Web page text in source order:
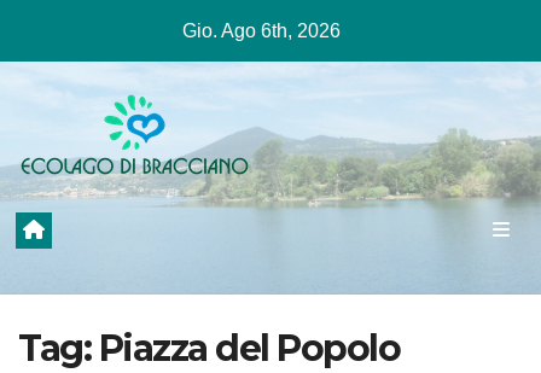
contenuto
Gio. Ago 6th, 2026
Tag: Piazza del Popolo